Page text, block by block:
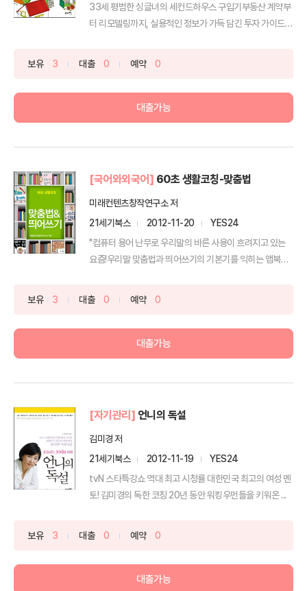
33세 평범한 싱글녀의 세컨드하우스 구입기부동산 계약부
터 리모델링까지, 실용적인 정보가 가득 담긴 투자 가이드
보유 3 대출 0 예약 0
대출가능
[국어와외국어] 60초 생활코칭-맞춤법
미래컨텐츠창작연구소 저
21세기북스
2012-11-20
YES24
"컴퓨터 용어 난무로 우리말의 바른 사용이 흐려지고 있는
요즘!우리말 맞춤법과 띄어쓰기의 기본기를 익히는 앱북이
보유 3 대출 0 예약 0
대출가능
[자기관리] 언니의 독설
김미경 저
21세기북스
2012-11-19
YES24
tvN 스타특강쇼 역대 최고 시청률 대한민국 최고의 여성 멘
토! 김미경의 독한 코칭 20년 동안 워킹우먼들을 키워온 ...
보유 3 대출 0 예약 0
대출가능